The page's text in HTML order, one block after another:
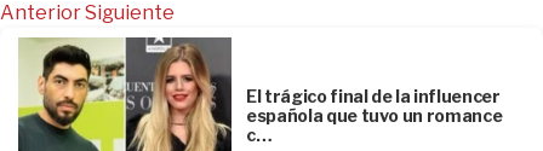
Anterior
El trágico final de la influencer
española que tuvo un romance
c…
Siguiente